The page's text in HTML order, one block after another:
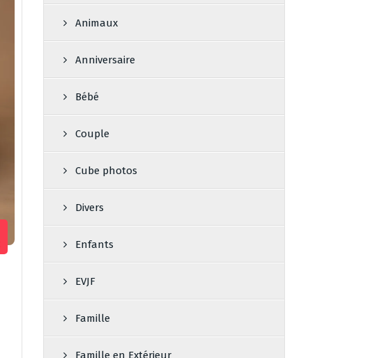
Animaux
Anniversaire
Bébé
Couple
Cube photos
Divers
Enfants
EVJF
Famille
Famille en Extérieur